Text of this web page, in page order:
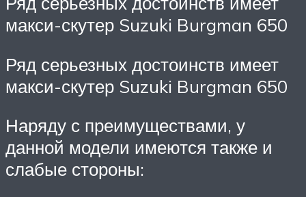
макси-скутер Suzuki Burgman 650
Ряд серьезных достоинств имеет
макси-скутер Suzuki Burgman 650
Наряду с преимуществами, у
данной модели имеются также и
слабые стороны: